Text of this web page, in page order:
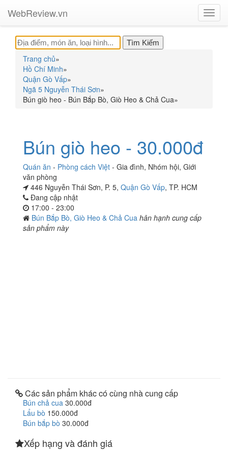
WebReview.vn
Trang chủ»
Hồ Chí Minh»
Quận Gò Vấp»
Ngã 5 Nguyễn Thái Sơn»
Bún giò heo - Bún Bắp Bò, Giò Heo & Chả Cua»
Bún giò heo - 30.000đ
Quán ăn - Phòng cách Việt - Gia đình, Nhóm hội, Giới
văn phòng
446 Nguyễn Thái Sơn, P. 5, Quận Gò Vấp, TP. HCM
Đang cập nhật
17:00 - 23:00
Bún Bắp Bò, Giò Heo & Chả Cua hân hạnh cung cấp
sản phẩm này
Các sản phẩm khác có cùng nhà cung cấp
Bún chả cua 30.000đ
Lẩu bò 150.000đ
Bún bắp bò 30.000đ
Xếp hạng và đánh giá